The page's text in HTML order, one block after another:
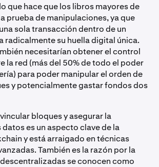
que hace que los libros mayores de
prueba de manipulaciones, ya que
sola transacción dentro de un
radicalmente su huella digital única.
necesitarían obtener el control
la red (más del 50% de todo el poder
para poder manipular el orden de
y potencialmente gastar fondos dos
bloques y asegurar la
es un aspecto clave de la
y está arraigado en técnicas
También es la razón por la
se conocen como